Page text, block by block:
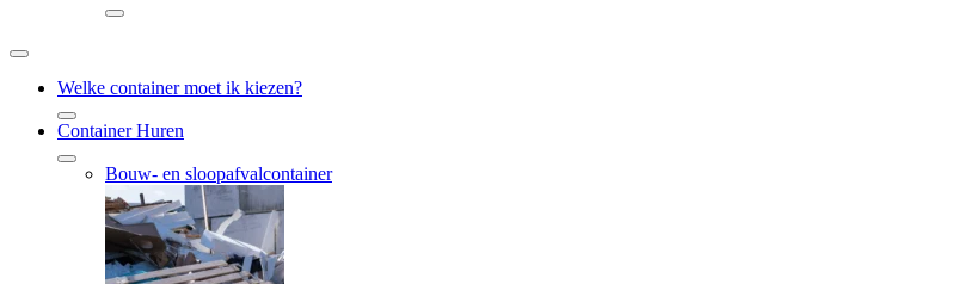
Welke container moet ik kiezen?
Container Huren
Bouw- en sloopafvalcontainer